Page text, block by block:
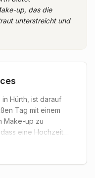
up, das die
unterstreicht und
Hürth, ist darauf
Tag mit einem
Make-up zu
eine Hochzeit
Wunsch jeder
fühlen. Daher legen